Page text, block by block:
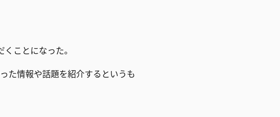
ことになった。
た情報や話題を紹介するというも